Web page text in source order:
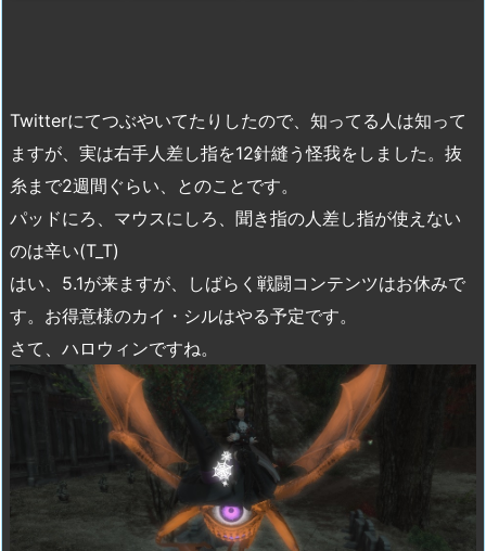
Twitterにてつぶやいてたりしたので、知ってる人は知って
ますが、実は右手人差し指を12針縫う怪我をしました。抜
糸まで2週間ぐらい、とのことです。
パッドにろ、マウスにしろ、聞き指の人差し指が使えない
のは辛い(T_T)
はい、5.1が来ますが、しばらく戦闘コンテンツはお休みで
す。お得意様のカイ・シルはやる予定です。
さて、ハロウィンですね。